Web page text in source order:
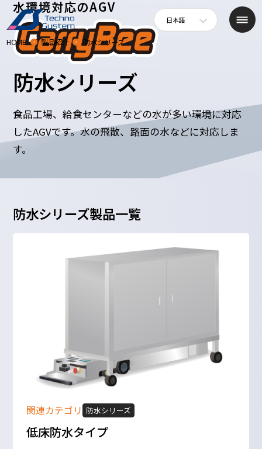
日本語
HOME 製品紹介 防水シリーズ
水環境対応のAGV
防水シリーズ
食品工場、給食センターなどの水が多い環境に対応
したAGVです。水の飛散、路面の水などに対応しま
す。
防水シリーズ製品一覧
関連カテゴリ 防水シリーズ
低床防水タイプ